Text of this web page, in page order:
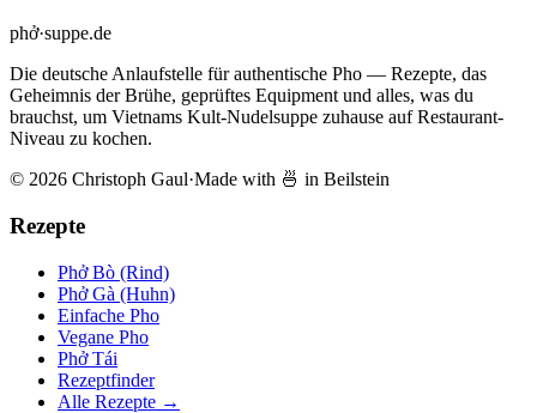
phở·suppe.de
Die deutsche Anlaufstelle für authentische Pho — Rezepte, das
Geheimnis der Brühe, geprüftes Equipment und alles, was du
brauchst, um Vietnams Kult-Nudelsuppe zuhause auf Restaurant-
Niveau zu kochen.
© 2026 Christoph Gaul·Made with 🍜 in Beilstein
Rezepte
Phở Bò (Rind)
Phở Gà (Huhn)
Einfache Pho
Vegane Pho
Phở Tái
Rezeptfinder
Alle Rezepte →